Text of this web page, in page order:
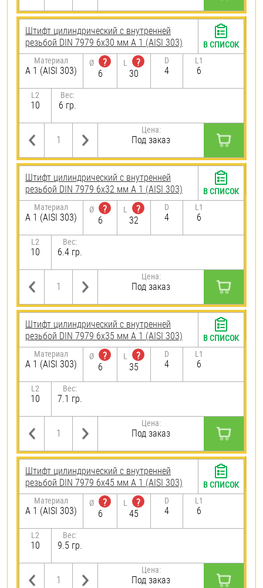
Штифт цилиндрический с внутренней
резьбой DIN 7979 6х30 мм А 1 (AISI 303)
Материал
А 1 (AISI 303)
Ø
?
6
L
?
30
D
4
L1
6
L2
10
Вес:
6 гр.
Цена:
Под заказ
В СПИСОК
Штифт цилиндрический с внутренней
резьбой DIN 7979 6х32 мм А 1 (AISI 303)
Материал
А 1 (AISI 303)
Ø
?
6
L
?
32
D
4
L1
6
L2
10
Вес:
6.4 гр.
Цена:
Под заказ
В СПИСОК
Штифт цилиндрический с внутренней
резьбой DIN 7979 6х35 мм А 1 (AISI 303)
Материал
А 1 (AISI 303)
Ø
?
6
L
?
35
D
4
L1
6
L2
10
Вес:
7.1 гр.
Цена:
Под заказ
В СПИСОК
Штифт цилиндрический с внутренней
резьбой DIN 7979 6х45 мм А 1 (AISI 303)
Материал
А 1 (AISI 303)
Ø
?
6
L
?
45
D
4
L1
6
L2
10
Вес:
9.5 гр.
Цена:
Под заказ
В СПИСОК